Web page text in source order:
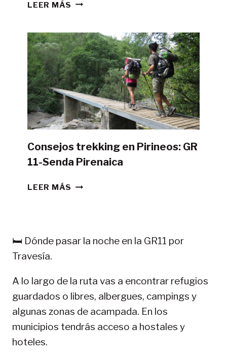
LEER MÁS ¿ES
LA
GR11
CON
TIENDA
DE
CAMPAÑA?
Consejos trekking en Pirineos: GR
11-Senda Pirenaica
LEER MÁS CONSEJOS
11-
🛏️ Dónde pasar la noche en la GR11 por
Travesía.
A lo largo de la ruta vas a encontrar refugios
guardados o libres, albergues, campings y
algunas zonas de acampada. En los
municipios tendrás acceso a hostales y
hoteles.